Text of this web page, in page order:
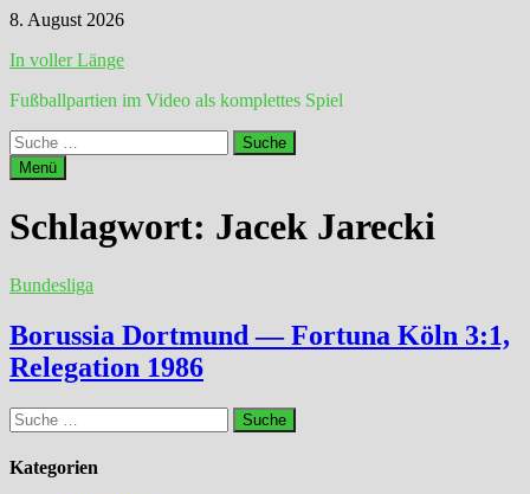
Zum
springen
8. August 2026
In voller Länge
Fußballpartien im Video als komplettes Spiel
Suche
nach:
Menü
Schlagwort: Jacek Jarecki
Bundesliga
Borussia Dortmund — Fortuna Köln 3:1,
Relegation 1986
Suche
nach:
Kategorien